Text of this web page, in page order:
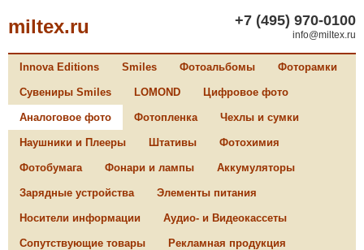
miltex.ru +7 (495) 970-0100
info@miltex.ru
Innova Editions Smiles Фотоальбомы Фоторамки
Сувениры Smiles LOMOND Цифровое фото
Аналоговое фото Фотопленка Чехлы и сумки
Наушники и Плееры Штативы Фотохимия
Фотобумага Фонари и лампы Аккумуляторы
Зарядные устройства Элементы питания
Носители информации Аудио- и Видеокассеты
Сопутствующие товары Рекламная продукция